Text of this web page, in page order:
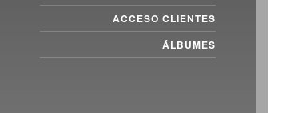
ACCESO CLIENTES
ÁLBUMES